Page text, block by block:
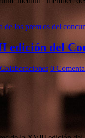
edición del
Colaboraciones 0